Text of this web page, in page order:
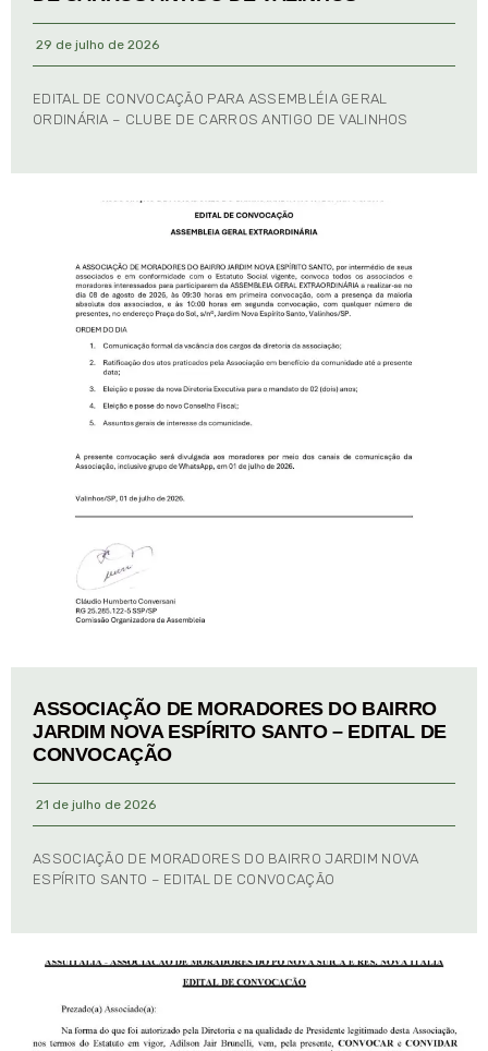
29 de julho de 2026
EDITAL DE CONVOCAÇÃO PARA ASSEMBLÉIA GERAL
ORDINÁRIA – CLUBE DE CARROS ANTIGO DE VALINHOS
ASSOCIAÇÃO DE MORADORES DO BAIRRO
JARDIM NOVA ESPÍRITO SANTO – EDITAL DE
CONVOCAÇÃO
21 de julho de 2026
ASSOCIAÇÃO DE MORADORES DO BAIRRO JARDIM NOVA
ESPÍRITO SANTO – EDITAL DE CONVOCAÇÃO